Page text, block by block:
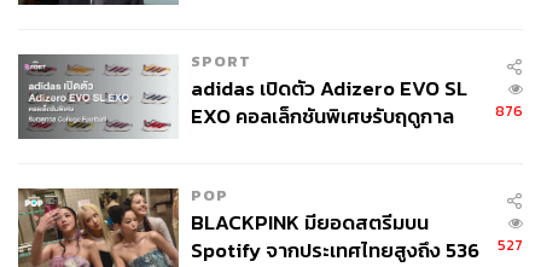
ABOUT THE AUTHOR
THE STANDARD WEALTH
SPORT
adidas เปิดตัว Adizero EVO SL
EXO คอลเล็กชันพิเศษรับฤดูกาล
876
POP
BLACKPINK มียอดสตรีมบน
Spotify จากประเทศไทยสูงถึง 536
527